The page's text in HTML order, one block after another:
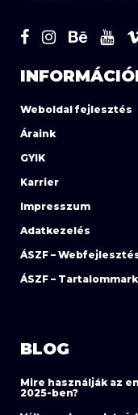
Weboldal fejlesztés
Áraink
GYIK
Karrier
Impresszum
Adatkezelés
ÁSZF –
ÁSZF –
BLOG
Mire használják az
2025-ben?